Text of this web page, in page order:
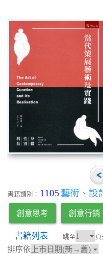
書籍類別： 1105 藝術、設
創意思考 創意行銷
書籍列表 跳至 頁
排序依